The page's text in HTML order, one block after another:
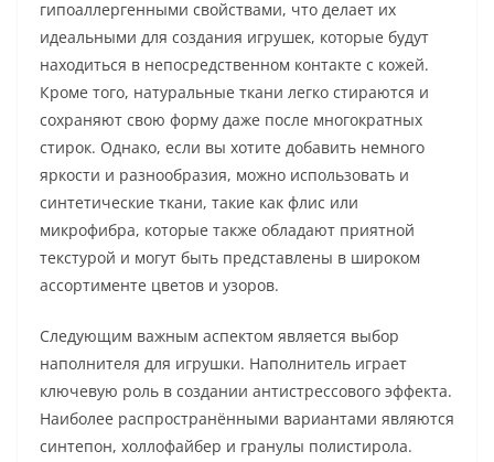
гипоаллергенными свойствами, что делает их
идеальными для создания игрушек, которые будут
находиться в непосредственном контакте с кожей.
Кроме того, натуральные ткани легко стираются и
сохраняют свою форму даже после многократных
стирок. Однако, если вы хотите добавить немного
яркости и разнообразия, можно использовать и
синтетические ткани, такие как флис или
микрофибра, которые также обладают приятной
текстурой и могут быть представлены в широком
ассортименте цветов и узоров.
Следующим важным аспектом является выбор
наполнителя для игрушки. Наполнитель играет
ключевую роль в создании антистрессового эффекта.
Наиболее распространёнными вариантами являются
синтепон, холлофайбер и гранулы полистирола.